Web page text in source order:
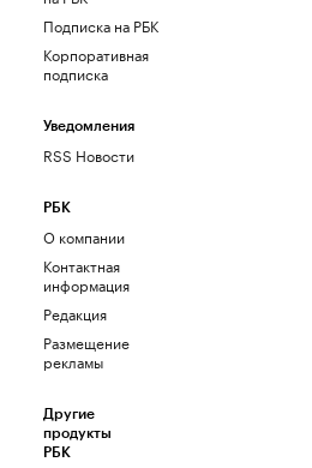
Подписка на РБК
Корпоративная
подписка
Уведомления
RSS Новости
РБК
О компании
Контактная
информация
Редакция
Размещение
рекламы
Другие
продукты
РБК